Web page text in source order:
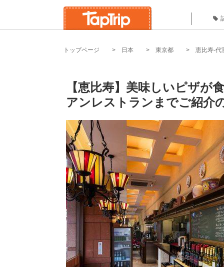
トップページ 日本 東京都 恵比寿-代
【恵比寿】美味しいピザが
アンレストランまでご紹介